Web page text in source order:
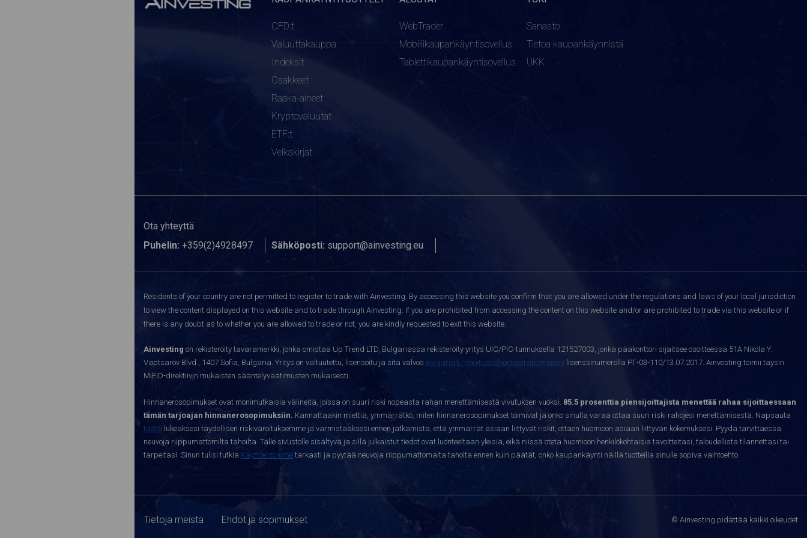
CFD:t
Valuuttakauppa
Indeksit
Osakkeet
Raaka-aineet
Kryptovaluutat
ETF:t
Velkakirjat
WebTrader
Mobiilikaupankäyntisovellus
Tablettikaupankäyntisovellus
Sanasto
Tietoa kaupankäynnistä
UKK
Ota yhteyttä
Puhelin: +359(2)4928497 Sähköposti: support@ainvesting.eu
Residents of your country are not permitted to register to trade with Ainvesting. By accessing this website you confirm that you are allowed under the regulations and laws of your local jurisdiction
to view the content displayed on this website and to trade through Ainvesting. If you are prohibited from accessing the content on this website and/or are prohibited to trade via this website or if
there is any doubt as to whether you are allowed to trade or not, you are kindly requested to exit this website.
Ainvesting on rekisteröity tavaramerkki, jonka omistaa Up Trend LTD, Bulgariassa rekisteröity yritys UIC/PIC-tunnuksella 121527003, jonka pääkonttori sijaitsee osoitteessa 51A Nikola Y.
Vaptsarov Blvd., 1407 Sofia, Bulgaria. Yritys on valtuutettu, lisensoitu ja sitä valvoo Bulgarian rahoitusvalvontaviranomainen lisenssinumerolla РГ-03-110/13.07.2017. Ainvesting toimii täysin
MiFID-direktiivin mukaisten sääntelyvaatimusten mukaisesti.
Hinnanerosopimukset ovat monimutkaisia välineitä, joissa on suuri riski nopeasta rahan menettämisestä vivutuksen vuoksi. 85.5 prosenttia piensijoittajista menettää rahaa sijoittaessaan
tämän tarjoajan hinnanerosopimuksiin. Kannattaakin miettiä, ymmärrätkö, miten hinnanerosopimukset toimivat ja onko sinulla varaa ottaa suuri riski rahojesi menettämisestä. Napsauta
tästä lukeaksesi täydellisen riskivaroituksemme ja varmistaaksesi ennen jatkamista, että ymmärrät asiaan liittyvät riskit, ottaen huomioon asiaan liittyvän kokemuksesi. Pyydä tarvittaessa
neuvoja riippumattomilta tahoilta. Tälle sivustolle sisältyvä ja sillä julkaistut tiedot ovat luonteeltaan yleisiä, eikä niissä oteta huomioon henkilökohtaisia tavoitteitasi, taloudellista tilannettasi tai
tarpeitasi. Sinun tulisi tutkia Käyttöehtomme tarkasti ja pyytää neuvoja riippumattomalta taholta ennen kuin päätät, onko kaupankäynti näillä tuotteilla sinulle sopiva vaihtoehto.
Tietoja meistä Ehdot ja sopimukset © Ainvesting pidättää kaikki oikeudet